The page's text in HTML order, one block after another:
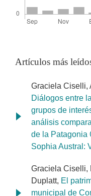
Artículos más
Graciela Ciselli,
Diálogos entre
grupos de
análisis
de la Patagonia
Sophia Austral:
Graciela Ciselli,
Duplatt, El
municipal de